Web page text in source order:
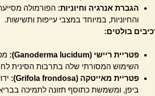
הגברת אנרגיה וחיוניות: הפורמולה
והחיוניות, במיוחד במצבי עייפות ותשישות.
בולטים:
פטריית ריישי (Ganoderma lucidum):
השימוש המסורתי שלה בתרבות הסינית
פטריית מאייטקה (Grifola frondosa):
ביפן, ומשמשת כתוסף תזונה לתמיכה